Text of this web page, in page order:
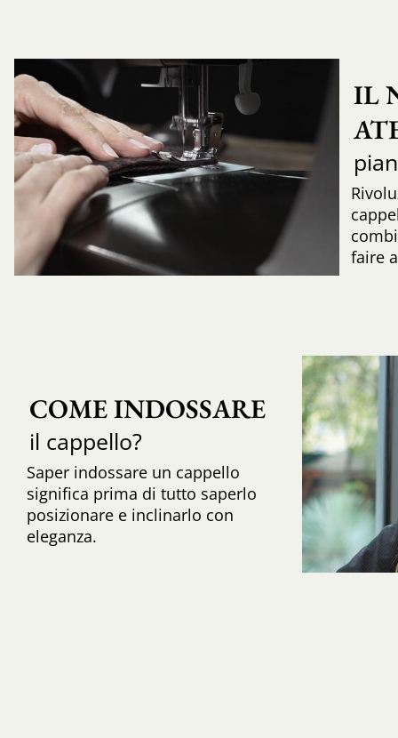
IL
faire
COME INDOSSARE
il cappello?
Saper indossare un cappello
significa prima di tutto saperlo
posizionare e inclinarlo con
eleganza.